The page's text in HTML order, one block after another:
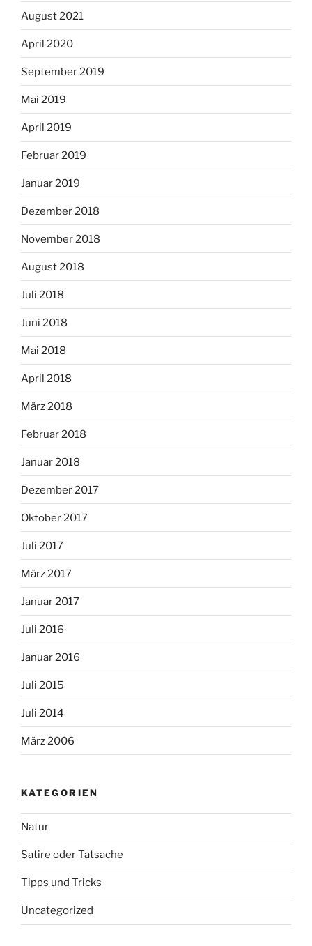
August 2021
April 2020
September 2019
Mai 2019
April 2019
Februar 2019
Januar 2019
Dezember 2018
November 2018
August 2018
Juli 2018
Juni 2018
Mai 2018
April 2018
März 2018
Februar 2018
Januar 2018
Dezember 2017
Oktober 2017
Juli 2017
März 2017
Januar 2017
Juli 2016
Januar 2016
Juli 2015
Juli 2014
März 2006
KATEGORIEN
Natur
Satire oder Tatsache
Tipps und Tricks
Uncategorized